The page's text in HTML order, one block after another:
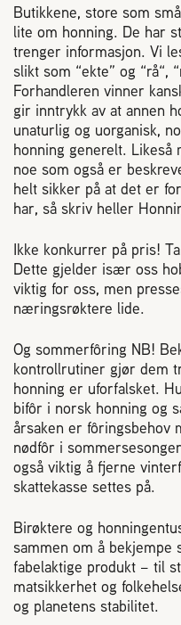
Butikkene, store som
lite om honning. De har
trenger informasjon. Vi
slikt som “ekte” og “rå“,
Forhandleren vinner
gir inntrykk av at annen
unaturlig og uorganisk,
honning generelt. Likeså
noe som også er
helt sikker på at det er
har, så skriv heller
Ikke konkurrer på pris!
Dette gjelder især oss
viktig for oss, men
næringsrøktere lide.
Og sommerfôring NB!
kontrollrutiner gjør dem
honning er uforfalsket.
bifôr i norsk honning og
årsaken er fôringsbehov
nødfôr i
også viktig å fjerne
skattekasse settes på.
Birøktere og
sammen om å
fabelaktige produkt – til
matsikkerhet og
og planetens stabilitet.